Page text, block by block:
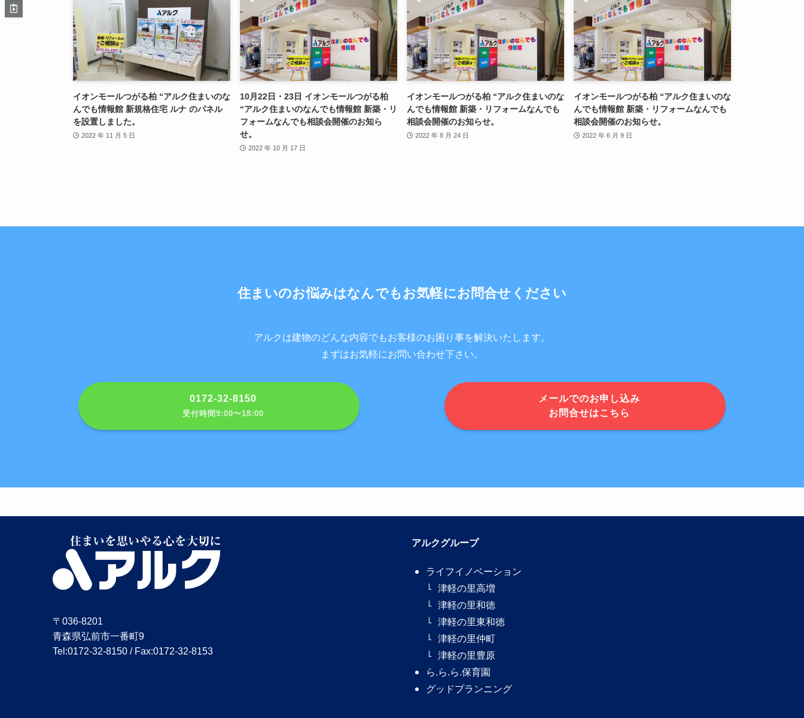
イオンモールつがる柏 “アルク住まいのな
んでも情報館 新規格住宅 ルナ のパネル
を設置しました。
2022 年 11 月 5 日
10月22日・23日 イオンモールつがる柏
“アルク住まいのなんでも情報館 新築・リ
フォームなんでも相談会開催のお知ら
せ。
2022 年 10 月 17 日
イオンモールつがる柏 “アルク住まいのな
んでも情報館 新築・リフォームなんでも
相談会開催のお知らせ。
2022 年 8 月 24 日
イオンモールつがる柏 “アルク住まいのな
んでも情報館 新築・リフォームなんでも
相談会開催のお知らせ。
2022 年 6 月 9 日
住まいのお悩みはなんでもお気軽にお問合せください
アルクは建物のどんな内容でもお客様のお困り事を解決いたします。
まずはお気軽にお問い合わせ下さい。
0172-32-8150
受付時間9:00〜18:00
メールでのお申し込み
お問合せはこちら
〒036-8201
青森県弘前市一番町9
Tel:0172-32-8150 / Fax:0172-32-8153
アルクグループ
ライフイノベーション
津軽の里高増
津軽の里和徳
津軽の里東和徳
津軽の里仲町
津軽の里豊原
ら.ら.ら.保育園
グッドプランニング